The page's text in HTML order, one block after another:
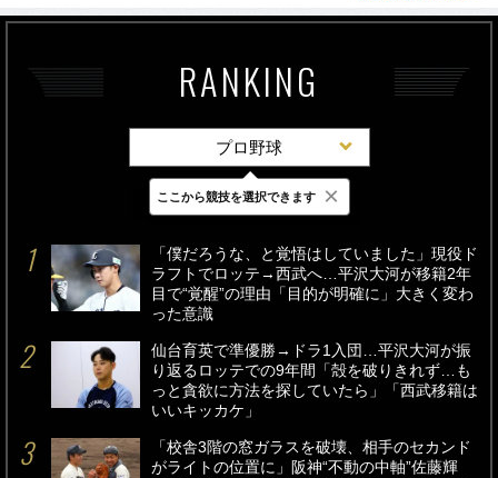
RANKING
プロ野球
最新 24時間 週間
「僕だろうな、と覚悟はしていました」現役ド
ラフトでロッテ→西武へ…平沢大河が移籍2年
目で“覚醒”の理由「目的が明確に」大きく変わ
った意識
仙台育英で準優勝→ドラ1入団…平沢大河が振
り返るロッテでの9年間「殻を破りきれず…も
っと貪欲に方法を探していたら」「西武移籍は
いいキッカケ」
「校舎3階の窓ガラスを破壊、相手のセカンド
がライトの位置に」阪神“不動の中軸”佐藤輝
ここから競技を選択できます ×